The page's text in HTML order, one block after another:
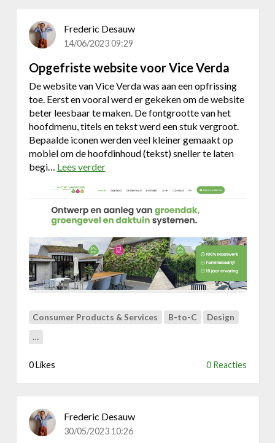
i
k
r
g
c
t
d
s
g
n
:
d
n
i
u
b
Frederic Desauw
14/06/2023 09:29
Opgefriste website voor Vice Verda
De website van Vice Verda was aan een opfrissing
toe. Eerst en vooral werd er gekeken om de website
beter leesbaar te maken. De fontgrootte van het
hoofdmenu, titels en tekst werd een stuk vergroot.
Bepaalde iconen werden veel kleiner gemaakt op
mobiel om de hoofdinhoud (tekst) sneller te laten
begi… Lees verdero
e
r
O
p
g
e
f
r
s
t
e
Consumer Products & Services B-to-C Design
…
0 Likes 0 Reacties
Frederic Desauw
30/05/2023 10:26